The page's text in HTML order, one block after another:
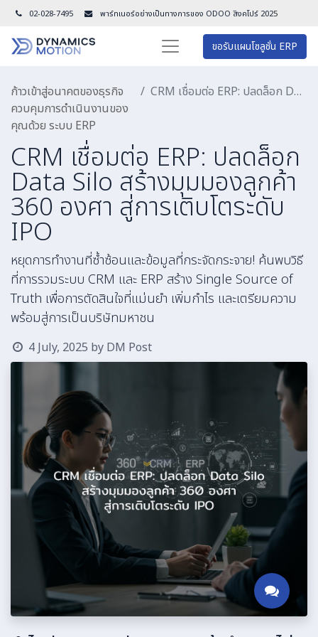
02-028-7495 พาร์ทเนอร์อย่างเป็นทางการของ ODOO สิงคโปร์ 2025
ขอรับแผนโซลูชั่น ERP
ก้าวเข้าสู่อนาคตของธุรกิจ
ควบคุมการดำเนินงานของ
คุณด้วย ระบบ ERP
CRM เชื่อมต่อ ERP: ปลดล็อก Data Silo สร้างมุมมองลูกค้า 360 องศา สู่การเติบโตระดับ IPO
CRM เชื่อมต่อ ERP: ปลดล็อก
Data Silo สร้างมุมมองลูกค้า
360 องศา สู่การเติบโตระดับ
IPO
หยุดการทำงานที่ซ้ำซ้อนและข้อมูลที่กระจัดกระจาย! ค้นพบวิธี
ที่การรวมระบบ CRM และ ERP สร้าง Single Source of
Truth เพื่อการตัดสินใจที่แม่นยำ เพิ่มกำไร และเตรียมความ
พร้อมสู่การเป็นบริษัทมหาชน
4 July, 2025 by DM Post